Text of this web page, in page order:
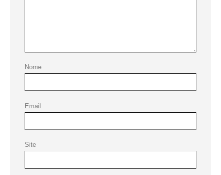
Nome
Email
Site